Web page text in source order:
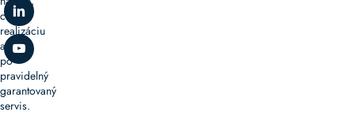
cez
realizáciu
až
po
pravidelný
garantovaný
servis.